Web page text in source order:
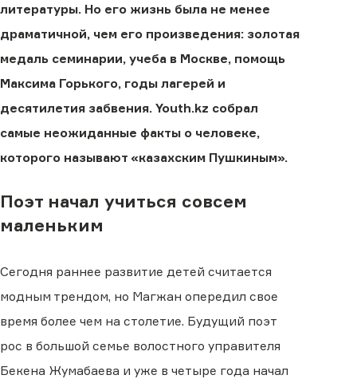
литературы. Но его жизнь была не менее
драматичной, чем его произведения: золотая
медаль семинарии, учеба в Москве, помощь
Максима Горького, годы лагерей и
десятилетия забвения. Youth.kz собрал
самые неожиданные факты о человеке,
которого называют «казахским Пушкиным».
Поэт начал учиться совсем
маленьким
Сегодня раннее развитие детей считается
модным трендом, но Магжан опередил свое
время более чем на столетие. Будущий поэт
рос в большой семье волостного управителя
Бекена Жумабаева и уже в четыре года начал